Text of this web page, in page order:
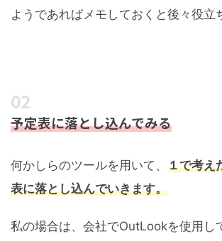
ようであればメモしておくと後々役立
予定表に落とし込んでみる
何かしらのツールを用いて、 １で考え
表に落とし込んでいきます。
私の場合は、会社でOutLookを使用し